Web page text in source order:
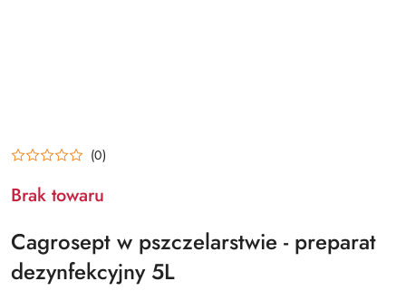
(0)
Brak towaru
Cagrosept w pszczelarstwie - preparat
dezynfekcyjny 5L